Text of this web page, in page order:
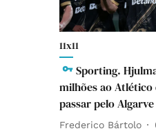
11x11
Sporting.
milhões ao Atlético
passar pelo Algarve
Frederico Bártolo